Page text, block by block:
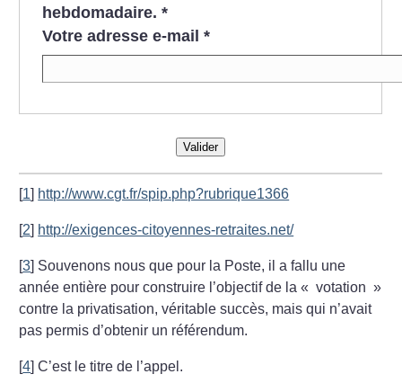
hebdomadaire. *
Votre adresse e-mail *
Valider
[1] http://www.cgt.fr/spip.php?rubrique1366
[2] http://exigences-citoyennes-retraites.net/
[3] Souvenons nous que pour la Poste, il a fallu une
année entière pour construire l’objectif de la « votation »
contre la privatisation, véritable succès, mais qui n’avait
pas permis d’obtenir un référendum.
[4]C’est le titre de l’appel.